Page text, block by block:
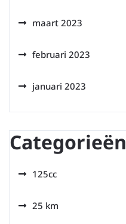
maart 2023
februari 2023
januari 2023
Categorieën
125cc
25 km